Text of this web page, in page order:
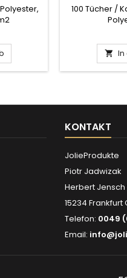
100 Tücher /
 In
KONTAKT
JolieProdukte
Piotr Jadwizak
Herbert Jensch
15234 Frankfurt
Telefon: 0049
Email: